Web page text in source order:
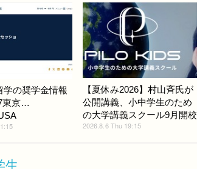
学の奨学金情報
東京…
【夏休み2026】村山斉氏が
公開講義、小中学生のため
の大学講義スクール9月開校
2026.8.6 Thu 19:15
生